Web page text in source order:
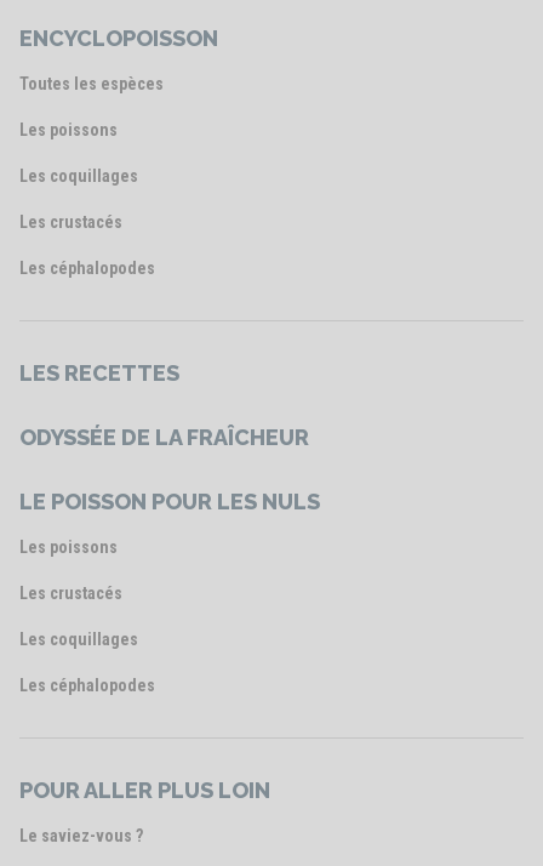
ENCYCLOPOISSON
Toutes les espèces
Les poissons
Les coquillages
Les crustacés
Les céphalopodes
LES RECETTES
ODYSSÉE DE LA FRAÎCHEUR
LE POISSON POUR LES NULS
Les poissons
Les crustacés
Les coquillages
Les céphalopodes
POUR ALLER PLUS LOIN
Le saviez-vous ?